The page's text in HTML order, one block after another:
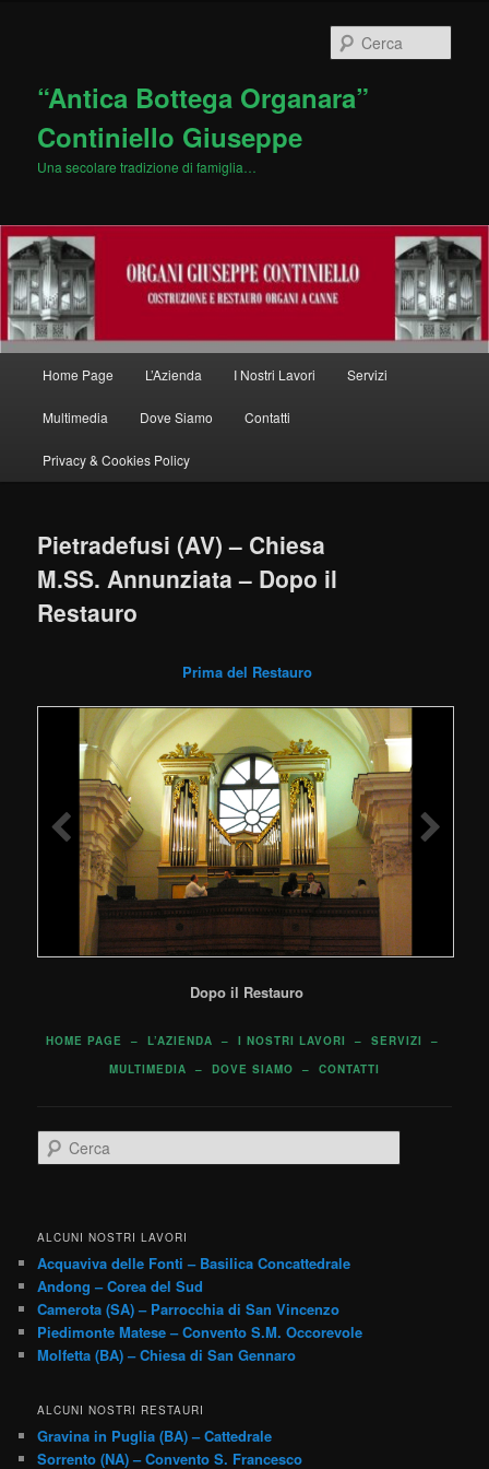
“Antica Bottega Organara”
Continiello Giuseppe
Una secolare tradizione di famiglia…
Home Page L’Azienda I Nostri Lavori Servizi
Multimedia Dove Siamo Contatti
Privacy & Cookies Policy
Pietradefusi (AV) – Chiesa
M.SS. Annunziata – Dopo il
Restauro
Prima del Restauro
Dopo il Restauro
HOME PAGE – L’AZIENDA – I NOSTRI LAVORI – SERVIZI
–
MULTIMEDIA – DOVE SIAMO – CONTATTI
e
ALCUNI NOSTRI LAVORI
Acquaviva delle Fonti – Basilica Concattedrale
Andong – Corea del Sud
Camerota (SA) – Parrocchia di San Vincenzo
Piedimonte Matese – Convento S.M. Occorevole
Molfetta (BA) – Chiesa di San Gennaro
ALCUNI NOSTRI RESTAURI
Gravina in Puglia (BA) – Cattedrale
Sorrento (NA) – Convento S. Francesco